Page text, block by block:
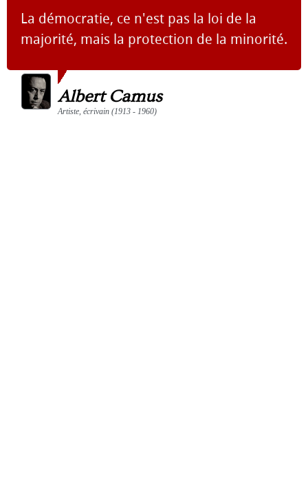
La démocratie, ce n'est pas la loi de la
majorité, mais la protection de la minorité.
Albert Camus
Artiste, écrivain (1913 - 1960)